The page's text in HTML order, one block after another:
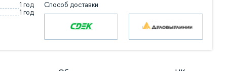
1 год
1 год
Способ доставки